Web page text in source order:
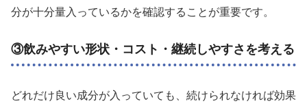
分が十分量入っているかを確認することが重要です。
③飲みやすい形状・コスト・継続しやすさを考える
どれだけ良い成分が入っていても、続けられなければ効果